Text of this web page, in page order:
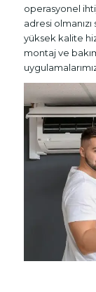
operasyonel
adresi
yüksek kalite
montaj ve